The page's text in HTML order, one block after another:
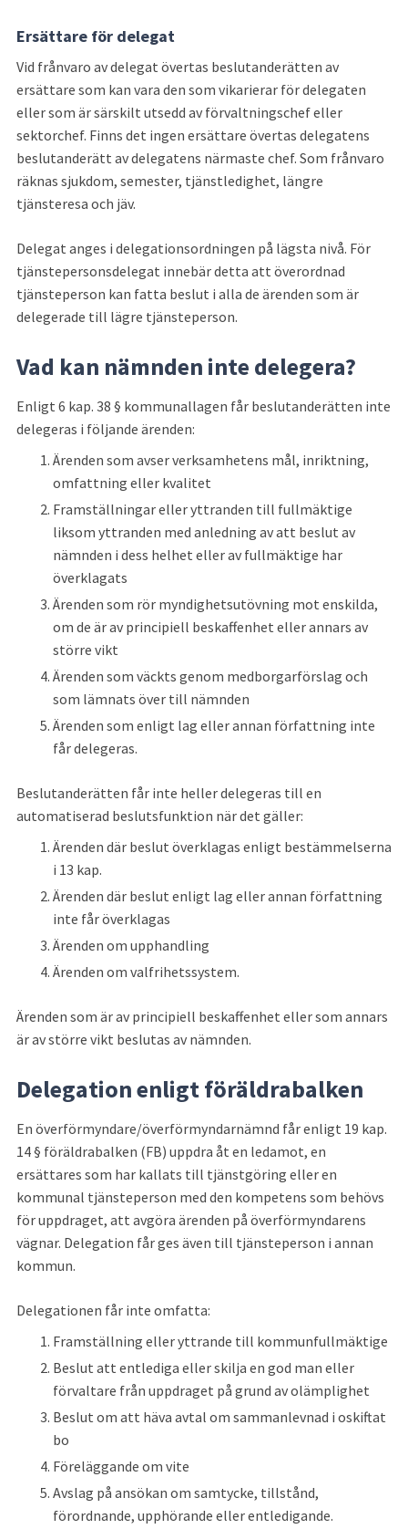
Ersättare för delegat
Vid frånvaro av delegat övertas beslutanderätten av
ersättare som kan vara den som vikarierar för delegaten
eller som är särskilt utsedd av förvaltningschef eller
sektorchef. Finns det ingen ersättare övertas delegatens
beslutanderätt av delegatens närmaste chef. Som frånvaro
räknas sjukdom, semester, tjänstledighet, längre
tjänsteresa och jäv.
Delegat anges i delegationsordningen på lägsta nivå. För
tjänstepersonsdelegat innebär detta att överordnad
tjänsteperson kan fatta beslut i alla de ärenden som är
delegerade till lägre tjänsteperson.
Vad kan nämnden inte delegera?
Enligt 6 kap. 38 § kommunallagen får beslutanderätten inte
delegeras i följande ärenden:
Ärenden som avser verksamhetens mål, inriktning,
omfattning eller kvalitet
Framställningar eller yttranden till fullmäktige
liksom yttranden med anledning av att beslut av
nämnden i dess helhet eller av fullmäktige har
överklagats
Ärenden som rör myndighetsutövning mot enskilda,
om de är av principiell beskaffenhet eller annars av
större vikt
Ärenden som väckts genom medborgarförslag och
som lämnats över till nämnden
Ärenden som enligt lag eller annan författning inte
får delegeras.
Beslutanderätten får inte heller delegeras till en
automatiserad beslutsfunktion när det gäller:
Ärenden där beslut överklagas enligt bestämmelserna
i 13 kap.
Ärenden där beslut enligt lag eller annan författning
inte får överklagas
Ärenden om upphandling
Ärenden om valfrihetssystem.
Ärenden som är av principiell beskaffenhet eller som annars
är av större vikt beslutas av nämnden.
Delegation enligt föräldrabalken
En överförmyndare/överförmyndarnämnd får enligt 19 kap.
14 § föräldrabalken (FB) uppdra åt en ledamot, en
ersättares som har kallats till tjänstgöring eller en
kommunal tjänsteperson med den kompetens som behövs
för uppdraget, att avgöra ärenden på överförmyndarens
vägnar. Delegation får ges även till tjänsteperson i annan
kommun.
Delegationen får inte omfatta:
Framställning eller yttrande till kommunfullmäktige
Beslut att entlediga eller skilja en god man eller
förvaltare från uppdraget på grund av olämplighet
Beslut om att häva avtal om sammanlevnad i oskiftat
bo
Föreläggande om vite
Avslag på ansökan om samtycke, tillstånd,
förordnande, upphörande eller entledigande.